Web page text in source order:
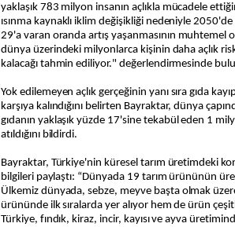
yaklaşık 783 milyon insanın açlıkla mücadele
ısınma kaynaklı iklim değişikliği nedeniyle
29'a varan oranda artış yaşanmasının muhtemel
dünya üzerindeki milyonlarca kişinin daha açlık
kalacağı tahmin ediliyor." değerlendirmesinde
Yok edilemeyen açlık gerçeğinin yanı sıra gıda
karşıya kalındığını belirten Bayraktar, dünya
gıdanın yaklaşık yüzde 17'sine tekabül eden 1
atıldığını bildirdi.
Bayraktar, Türkiye'nin küresel tarım üretimdeki
bilgileri paylaştı: “Dünyada 19 tarım ürününün
Ülkemiz dünyada, sebze, meyve başta olmak
ürününde ilk sıralarda yer alıyor hem de ürün
Türkiye, fındık, kiraz, incir, kayısı ve ayva